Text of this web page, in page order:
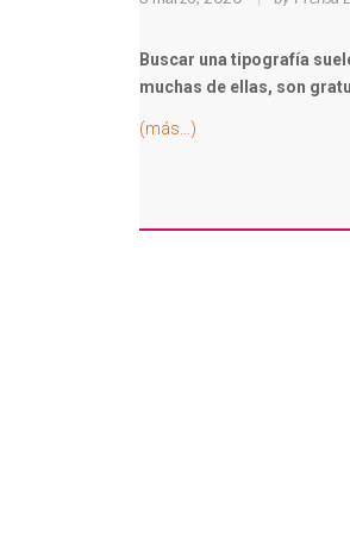
Buscar una tipografía
muchas de ellas, son
(más…)